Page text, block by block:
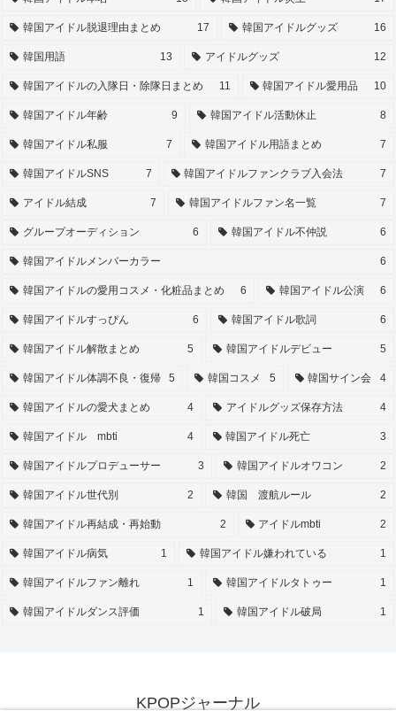
韓国アイドル脱退理由まとめ 17 韓国アイドルグッズ 16
韓国用語 13 アイドルグッズ 12
韓国アイドルの入隊日・除隊日まとめ 11 韓国アイドル愛用品 10
韓国アイドル年齢 9 韓国アイドル活動休止 8
韓国アイドル私服 7 韓国アイドル用語まとめ 7
韓国アイドルSNS 7 韓国アイドルファンクラブ入会法 7
アイドル結成 7 韓国アイドルファン名一覧 7
グループオーディション 6 韓国アイドル不仲説 6
韓国アイドルメンバーカラー 6
韓国アイドルの愛用コスメ・化粧品まとめ 6 韓国アイドル公演 6
韓国アイドルすっぴん 6 韓国アイドル歌詞 6
韓国アイドル解散まとめ 5 韓国アイドルデビュー 5
韓国アイドル体調不良・復帰 5 韓国コスメ 5 韓国サイン会 4
韓国アイドルの愛犬まとめ 4 アイドルグッズ保存方法 4
韓国アイドル mbti 4 韓国アイドル死亡 3
韓国アイドルプロデューサー 3 韓国アイドルオワコン 2
韓国アイドル世代別 2 韓国 渡航ルール 2
韓国アイドル再結成・再始動 2 アイドルmbti 2
韓国アイドル病気 1 韓国アイドル嫌われている 1
韓国アイドルファン離れ 1 韓国アイドルタトゥー 1
韓国アイドルダンス評価 1 韓国アイドル破局 1
KPOPジャーナル